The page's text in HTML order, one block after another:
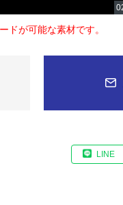
が可能な素材です。
LINE